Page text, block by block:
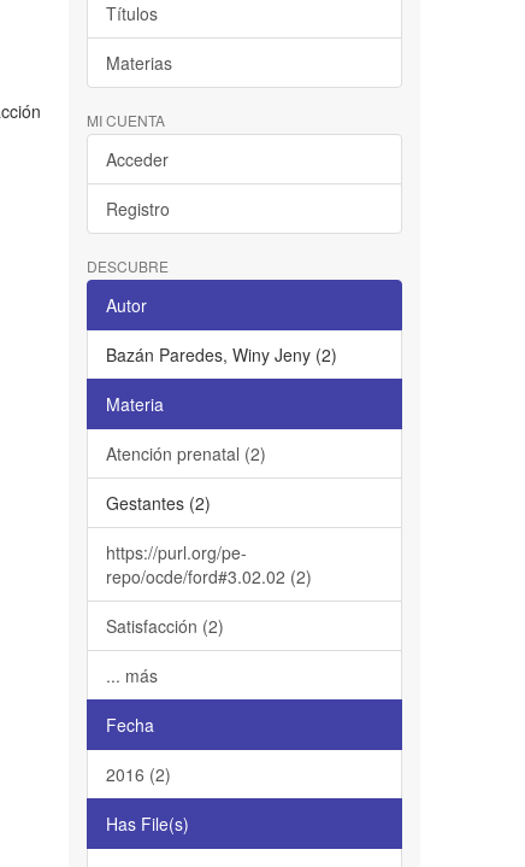
Títulos
Materias
MI CUENTA
Acceder
Registro
DESCUBRE
Autor
Bazán Paredes, Winy Jeny (2)
Materia
Atención prenatal (2)
Gestantes (2)
https://purl.org/pe-
repo/ocde/ford#3.02.02 (2)
Satisfacción (2)
... más
Fecha
2016 (2)
Has File(s)